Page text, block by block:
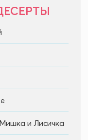
и Лисичка